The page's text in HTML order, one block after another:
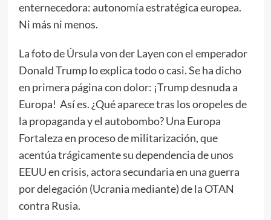
enternecedora: autonomía estratégica europea.
Ni más ni menos.
La foto de Úrsula von der Layen con el emperador
Donald Trump lo explica todo o casi. Se ha dicho
en primera página con dolor: ¡Trump desnuda a
Europa! Así es. ¿Qué aparece tras los oropeles de
la propaganda y el autobombo? Una Europa
Fortaleza en proceso de militarización, que
acentúa trágicamente su dependencia de unos
EEUU en crisis, actora secundaria en una guerra
por delegación (Ucrania mediante) de la OTAN
contra Rusia.